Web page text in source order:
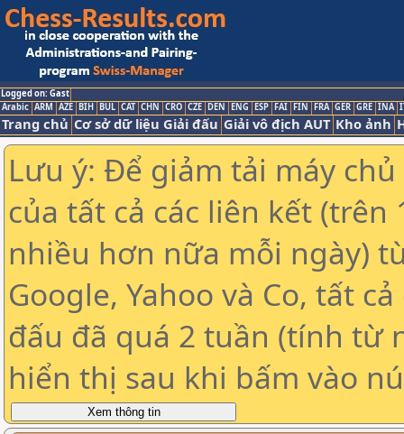
Logged on: Gast
Arabic ARM AZE BIH BUL CAT CHN CRO CZE DEN ENG ESP FAI FIN FRA GER GRE INA
Trang chủ Cơ sở dữ liệu Giải đấu Giải vô địch AUT Kho ảnh
Lưu ý: Để giảm tải máy
của tất cả các liên kết (trên
nhiều hơn nữa mỗi ngày)
Google, Yahoo và Co, tất
đấu đã quá 2 tuần (tính từ
hiển thị sau khi bấm vào